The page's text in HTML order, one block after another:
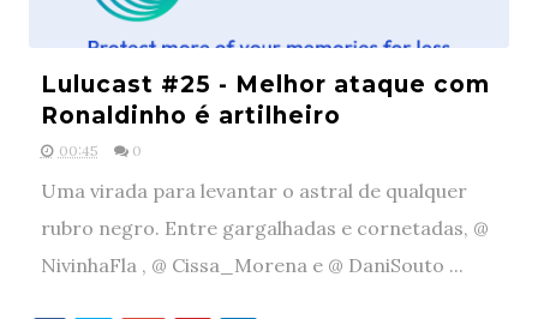
Lulucast #25 - Melhor ataque com
Ronaldinho é artilheiro
00:45 0
Uma virada para levantar o astral de qualquer
rubro negro. Entre gargalhadas e cornetadas, @
NivinhaFla , @ Cissa_Morena e @ DaniSouto ...